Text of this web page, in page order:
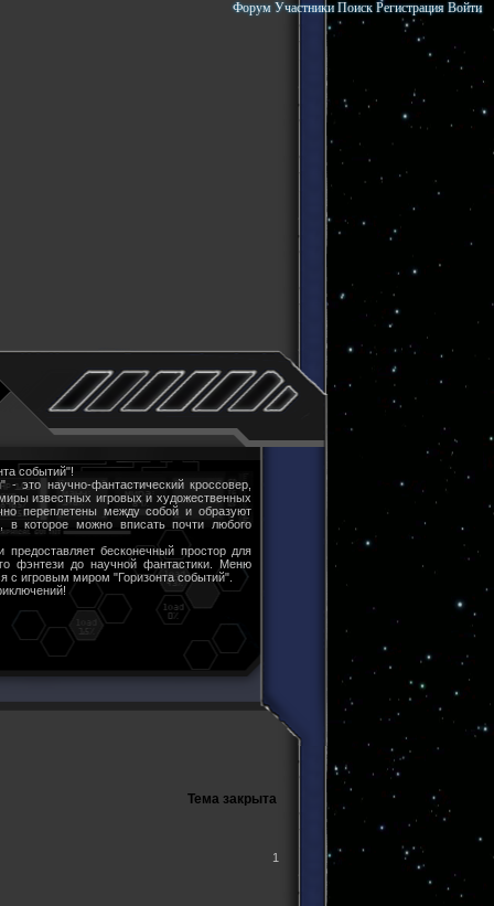
Форум Участники Поиск Регистрация Войти
событий"!
это научно-фантастический кроссовер,
известных игровых и художественных
переплетены между собой и образуют
в которое можно вписать почти любого
бесконечный простор для
фэнтези до научной фантастики. Меню
с игровым миром "Горизонта событий".
Тема закрыта
1